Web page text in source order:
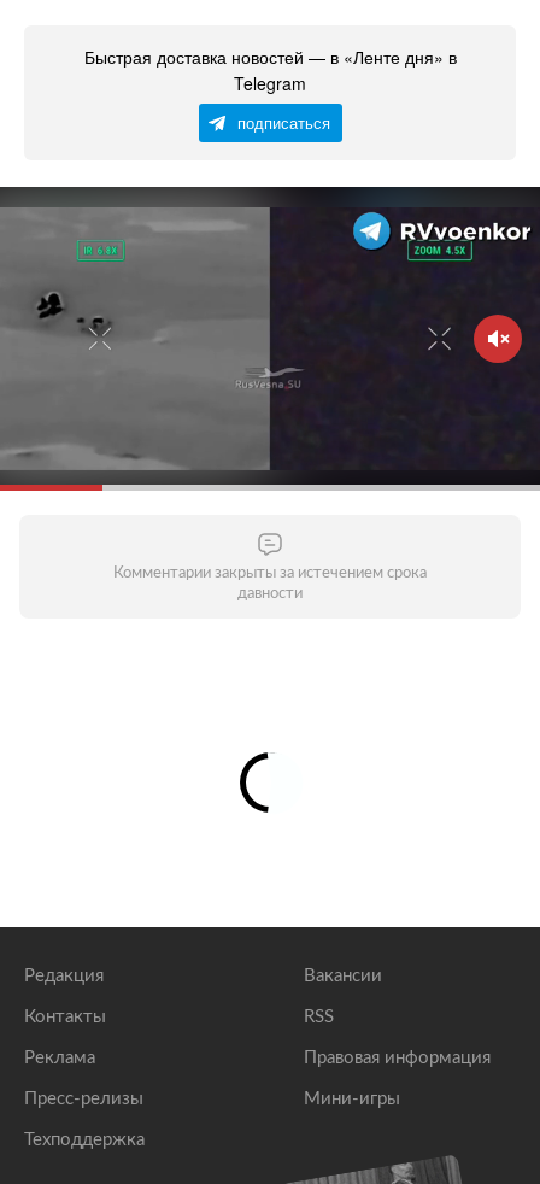
Быстрая доставка новостей — в «Ленте дня» в
Telegram
подписаться
Комментарии закрыты за истечением срока
давности
Редакция
Контакты
Реклама
Пресс-релизы
Техподдержка
Вакансии
RSS
Правовая информация
Мини-игры